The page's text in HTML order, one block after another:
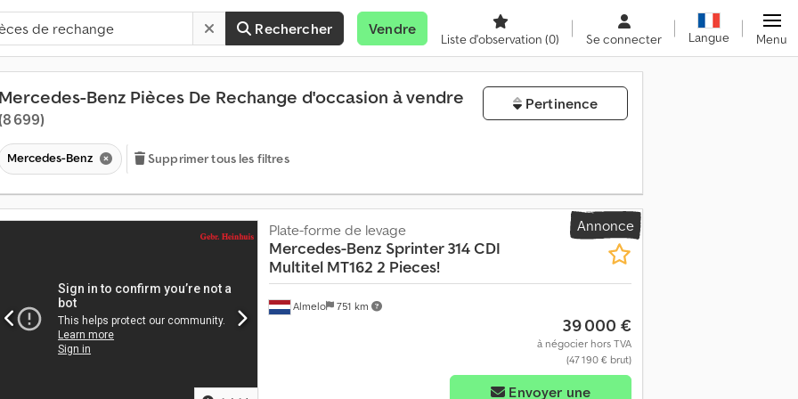
Rechercher Vendre
Liste d'observation (0) Se connecter Langue Menu
Mercedes-Benz Pièces De Rechange d'occasion à vendre
699)
Pertinence
Mercedes-Benz Supprimer tous les filtres
Annonce
Almelo 751 km
Plate-forme de levage
Mercedes-Benz Sprinter 314 CDI
Multitel MT162 2 Pieces!
39 000 €
à négocier hors TVA
(47 190 € brut)